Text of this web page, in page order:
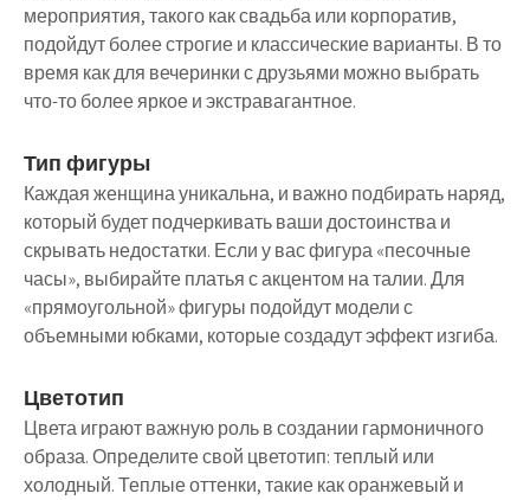
мероприятия, такого как свадьба или корпоратив,
подойдут более строгие и классические варианты. В то
время как для вечеринки с друзьями можно выбрать
что-то более яркое и экстравагантное.
Тип фигуры
Каждая женщина уникальна, и важно подбирать наряд,
который будет подчеркивать ваши достоинства и
скрывать недостатки. Если у вас фигура «песочные
часы», выбирайте платья с акцентом на талии. Для
«прямоугольной» фигуры подойдут модели с
объемными юбками, которые создадут эффект изгиба.
Цветотип
Цвета играют важную роль в создании гармоничного
образа. Определите свой цветотип: теплый или
холодный. Теплые оттенки, такие как оранжевый и